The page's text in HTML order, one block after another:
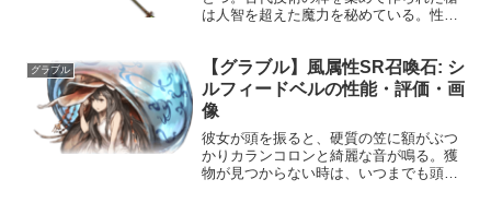
は人智を超えた魔力を秘めている。性能
エム敵に風属性4.0倍ダメージ〔減衰値
1,685,0...
グラブル
【グラブル】風属性SR召喚石: シ
ルフィードベルの性能・評価・画
像
彼女が頭を振ると、硬質の笠に額がぶつ
かりカランコロンと綺麗な音が鳴る。獲
物が見つからない時は、いつまでも頭を